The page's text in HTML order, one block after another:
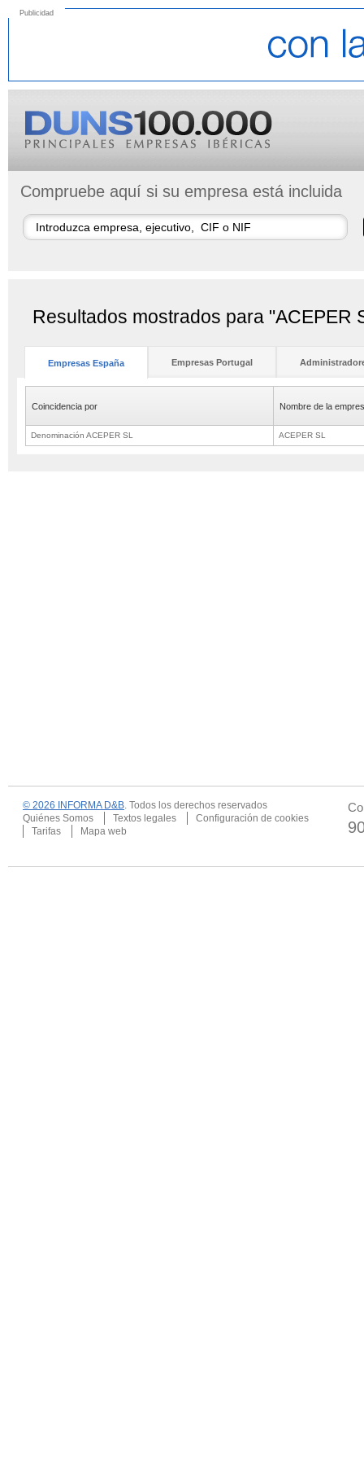
Publicidad
Compruebe aquí si su empresa está incluida
Resultados mostrados para "ACEPER
Empresas España Empresas Portugal
Coincidencia por Nombre de la
Denominación ACEPER SL ACEPER SL
© 2026 INFORMA D&B. Todos los derechos reservados
Quiénes Somos
Textos legales
Configuración de cookies
Tarifas
Mapa web